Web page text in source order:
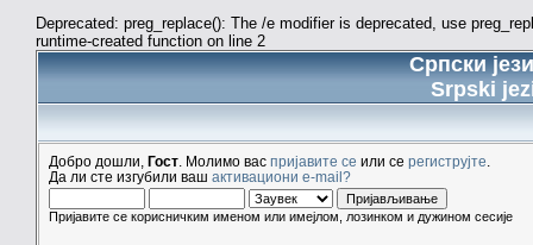
Deprecated: preg_replace(): The /e modifier is deprecated, use
runtime-created function on line 2
Српски
Srpski
Добро дошли, Гост . Молимо вас пријавите се или се региструјте
Да ли сте изгубили ваш активациони e-mail?
Пријавите се корисничким именом или имејлом, лозинком и дужином сесије